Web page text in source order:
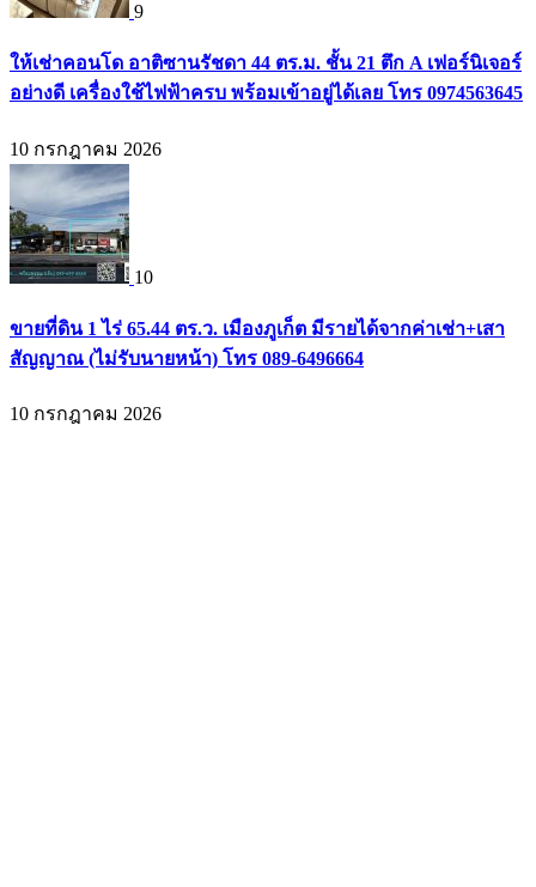
9
ให้เช่าคอนโด อาติซานรัชดา 44 ตร.ม. ชั้น 21 ตึก A เฟอร์นิเจอร์
อย่างดี เครื่องใช้ไฟฟ้าครบ พร้อมเข้าอยู่ได้เลย โทร 0974563645
10 กรกฎาคม 2026
10
ขายที่ดิน 1 ไร่ 65.44 ตร.ว. เมืองภูเก็ต มีรายได้จากค่าเช่า+เสา
สัญญาณ (ไม่รับนายหน้า) โทร 089-6496664
10 กรกฎาคม 2026